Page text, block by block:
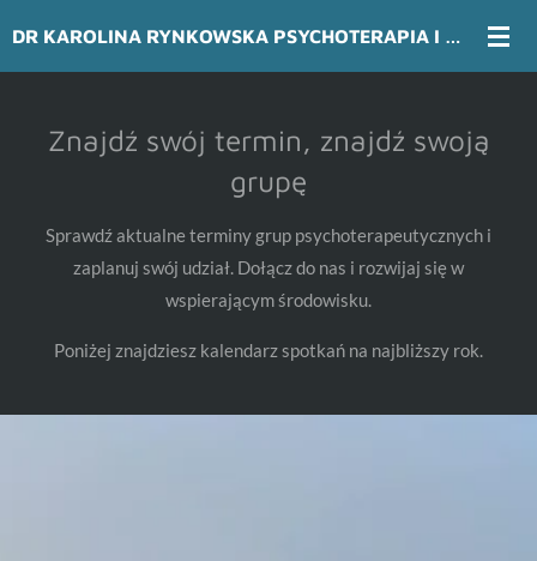
Przejdź
DR KAROLINA RYNKOWSKA PSYCHOTERAPIA I PRACA Z CIAŁEM
Znajdź swój termin, znajdź swoją
grupę
Sprawdź aktualne terminy grup psychoterapeutycznych i
zaplanuj swój udział. Dołącz do nas i rozwijaj się w
wspierającym środowisku.
Poniżej znajdziesz kalendarz spotkań na najbliższy rok.